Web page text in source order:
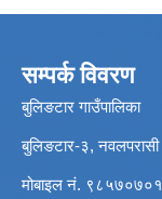
सम्पर्क विवरण
बुलिङटार गाउँपालिका
बुलिङटार-३, नवलपरासी
मोबाइल नं.